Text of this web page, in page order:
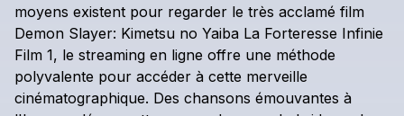
moyens existent pour regarder le très acclamé film
Demon Slayer: Kimetsu no Yaiba La Forteresse Infinie
Film 1, le streaming en ligne offre une méthode
polyvalente pour accéder à cette merveille
cinématographique. Des chansons émouvantes à